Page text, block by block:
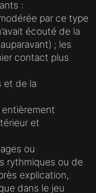
:
par ce type
écouté de la
; les
contact plus
et de la
et
ou
rythmiques ou de
explication,
dans le jeu